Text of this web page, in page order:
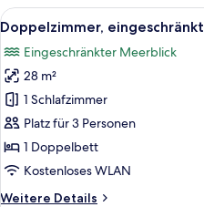
Alle
Fotos
für
Doppelzimmer,
eingeschränkter
Meerblick
anzeigen
4
Doppelzimmer,
Eingeschränkter Meerblick
28 m²
1 Schlafzimmer
Platz für 3 Personen
1 Doppelbett
Kostenloses WLAN
Weitere Details
Weitere